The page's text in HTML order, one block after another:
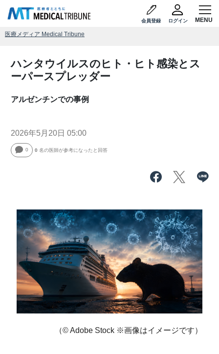
会員登録 ログイン
医療メディア Medical Tribune
ハンタウイルスのヒト・ヒト感染とス
ーパースプレッダー
アルゼンチンでの事例
2026年5月20日 05:00
0 0 名の医師が参考になったと回答
（© Adobe Stock ※画像はイメージです）